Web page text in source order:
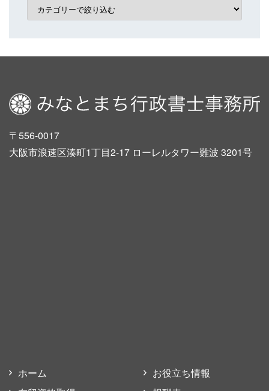
〒556-0017
大阪市浪速区湊町1丁目2-17 ローレルタワー難波 3201号
ホーム
お役立ち情報